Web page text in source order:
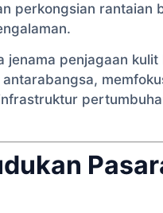
perkongsian rantaian
jenama penjagaan kulit